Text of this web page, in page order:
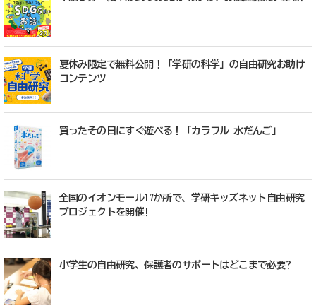
夏休み限定で無料公開！「学研の科学」の自由研究お助け
コンテンツ
買ったその日にすぐ遊べる！「カラフル 水だんご」
全国のイオンモール17か所で、学研キッズネット自由研究
プロジェクトを開催!
小学生の自由研究、保護者のサポートはどこまで必要?